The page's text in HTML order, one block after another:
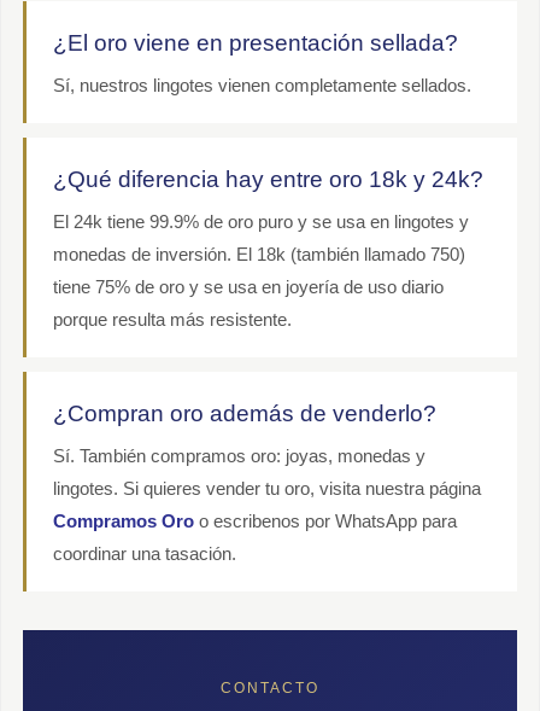
¿El oro viene en presentación sellada?
Sí, nuestros lingotes vienen completamente sellados.
¿Qué diferencia hay entre oro 18k y 24k?
El 24k tiene 99.9% de oro puro y se usa en lingotes y
monedas de inversión. El 18k (también llamado 750)
tiene 75% de oro y se usa en joyería de uso diario
porque resulta más resistente.
¿Compran oro además de venderlo?
Sí. También compramos oro: joyas, monedas y
lingotes. Si quieres vender tu oro, visita nuestra página
Compramos Oro o escribenos por WhatsApp para
coordinar una tasación.
CONTACTO